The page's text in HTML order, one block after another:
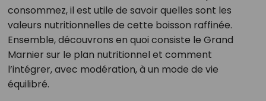
consommez, il est utile de savoir quelles sont les
valeurs nutritionnelles de cette boisson raffinée.
Ensemble, découvrons en quoi consiste le Grand
Marnier sur le plan nutritionnel et comment
l’intégrer, avec modération, à un mode de vie
équilibré.